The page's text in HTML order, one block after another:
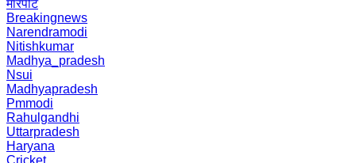
मारपीट
Breakingnews
Narendramodi
Nitishkumar
Madhya_pradesh
Nsui
Madhyapradesh
Pmmodi
Rahulgandhi
Uttarpradesh
Haryana
Cricket